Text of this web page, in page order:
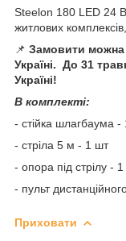
Steelon 180 LED 24 В
житлових
📌 Замовити можна
Україні. До 31
Україні!
В комплекті:
- стійка шлагбаума -
- стріла 5 м - 1 шт
- опора під стрілу -
- пульт
Приховати